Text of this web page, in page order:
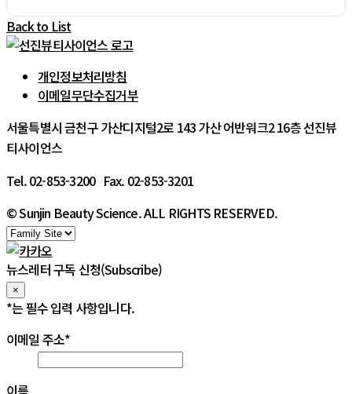
Back to List
개인정보처리방침
이메일무단수집거부
서울특별시 금천구 가산디지털2로 143 가산 어반워크2 16층 선진뷰
티사이언스
Tel. 02-853-3200 Fax. 02-853-3201
© Sunjin Beauty Science. ALL RIGHTS RESERVED.
뉴스레터 구독 신청(Subscribe)
×
*는 필수 입력 사항입니다.
이메일 주소*
이름